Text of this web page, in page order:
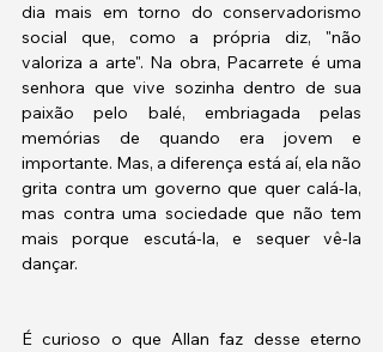
dia mais em torno do conservadorismo
social que, como a própria diz, "não
valoriza a arte". Na obra, Pacarrete é uma
senhora que vive sozinha dentro de sua
paixão pelo balé, embriagada pelas
memórias de quando era jovem e
importante. Mas, a diferença está aí, ela não
grita contra um governo que quer calá-la,
mas contra uma sociedade que não tem
mais porque escutá-la, e sequer vê-la
dançar.
É curioso o que Allan faz desse eterno